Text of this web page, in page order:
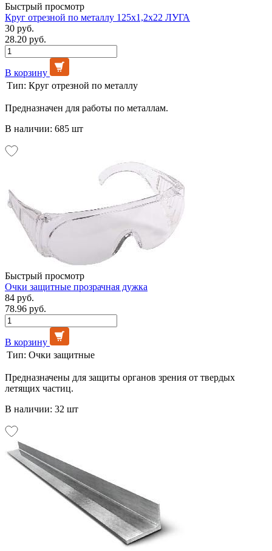
Быстрый просмотр
Круг отрезной по металлу 125х1,2х22 ЛУГА
30 руб.
28.20 руб.
В корзину
Тип: Круг отрезной по металлу
Предназначен для работы по металлам.
В наличии: 685 шт
Быстрый просмотр
Очки защитные прозрачная дужка
84 руб.
78.96 руб.
В корзину
Тип: Очки защитные
Предназначены для защиты органов зрения от твердых
летящих частиц.
В наличии: 32 шт